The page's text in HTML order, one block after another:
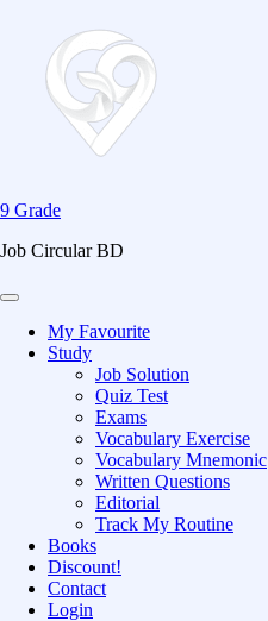
9 Grade
Job Circular BD
My Favourite
Study
Job Solution
Quiz Test
Exams
Vocabulary Exercise
Vocabulary Mnemonic
Written Questions
Editorial
Track My Routine
Books
Discount!
Contact
Login